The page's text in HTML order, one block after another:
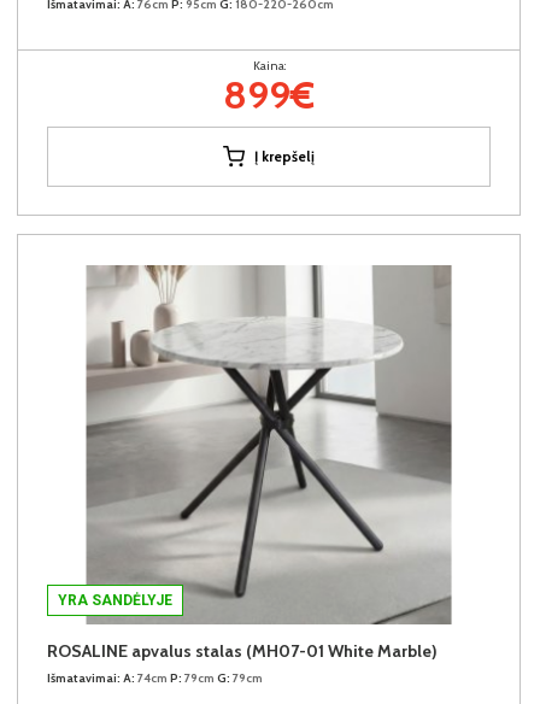
Išmatavimai: A: 76cm P: 95cm G: 180-220-260cm
Kaina:
899€
Į krepšelį
YRA SANDĖLYJE
ROSALINE apvalus stalas (MH07-01 White Marble)
Išmatavimai: A: 74cm P: 79cm G: 79cm